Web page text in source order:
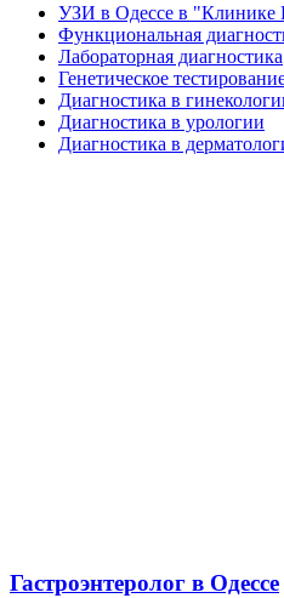
УЗИ в Одессе в "Клинике
Функциональная
Лабораторная диагностика
Генетическое
Диагностика в
Диагностика в урологии
Диагностика в
Гастроэнтеролог в Одессе